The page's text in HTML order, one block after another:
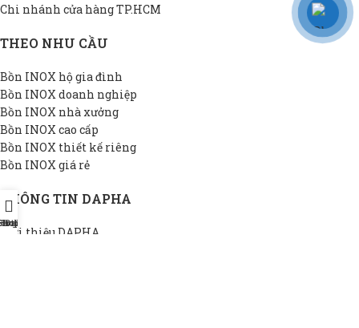
Chi nhánh cửa hàng TP.HCM
THEO NHU CẦU
Bồn INOX hộ gia đình
Bồn INOX doanh nghiệp
Bồn INOX nhà xưởng
Bồn INOX cao cấp
Bồn INOX thiết kế riêng
Bồn INOX giá rẻ
THÔNG TIN DAPHA
Giới thiệu DAPHA
Đại lý